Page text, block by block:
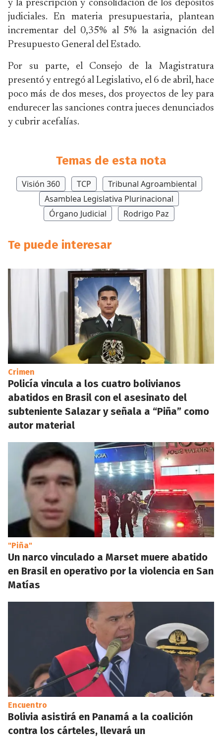
y la prescripción y consolidación de los depósitos
judiciales. En materia presupuestaria, plantean
incrementar del 0,35% al 5% la asignación del
Presupuesto General del Estado.
Por su parte, el Consejo de la Magistratura
presentó y entregó al Legislativo, el 6 de abril, hace
poco más de dos meses, dos proyectos de ley para
endurecer las sanciones contra jueces denunciados
y cubrir acefalías.
Temas de esta nota
Visión 360 TCP
Tribunal Agroambiental
Asamblea Legislativa Plurinacional
Órgano Judicial
Rodrigo Paz
Te puede interesar
Crimen
Policía vincula a los cuatro bolivianos
abatidos en Brasil con el asesinato del
subteniente Salazar y señala a “Piña” como
autor material
"Piña"
Un narco vinculado a Marset muere abatido
en Brasil en operativo por la violencia en San
Matías
Encuentro
Bolivia asistirá en Panamá a la coalición
contra los cárteles, llevará un